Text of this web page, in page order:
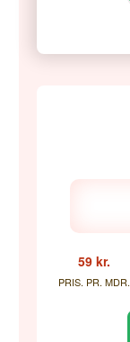
59 kr.
PRIS. PR. MDR.